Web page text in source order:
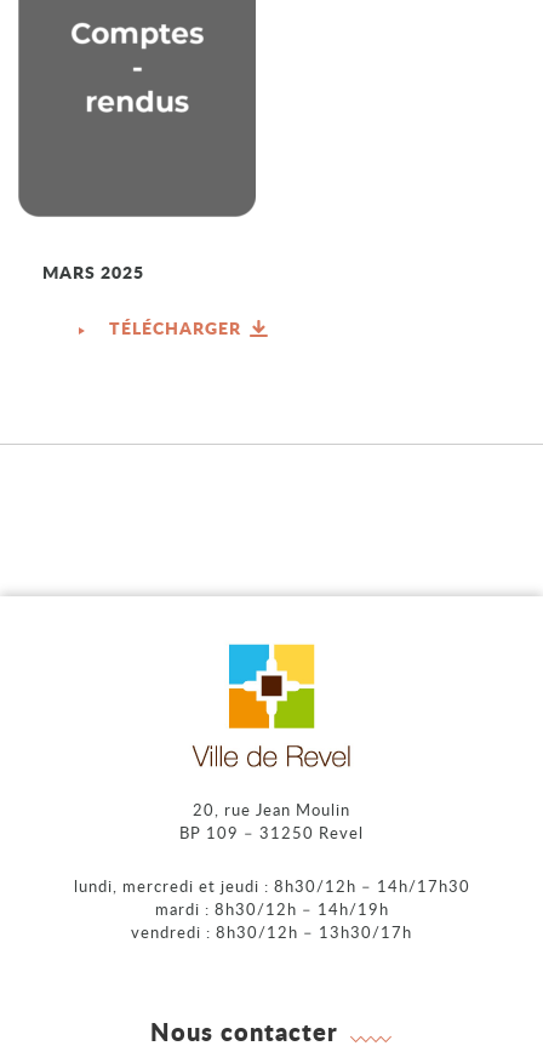
MARS 2025
TÉLÉCHARGER
20, rue Jean Moulin
BP 109 – 31250 Revel
lundi, mercredi et jeudi : 8h30/12h – 14h/17h30
mardi : 8h30/12h – 14h/19h
vendredi : 8h30/12h – 13h30/17h
Nous contacter